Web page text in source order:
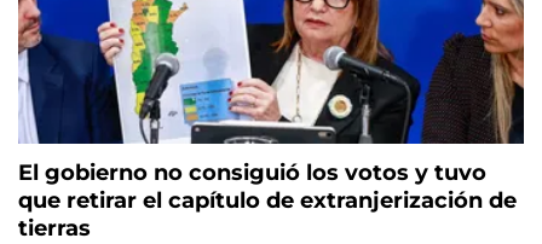
El gobierno no consiguió los votos y tuvo
que retirar el capítulo de extranjerización de
tierras